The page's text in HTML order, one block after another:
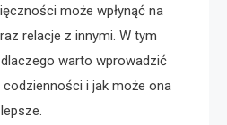
może wpłynąć na
relacje z innymi. W tym
warto wprowadzić
i jak może ona